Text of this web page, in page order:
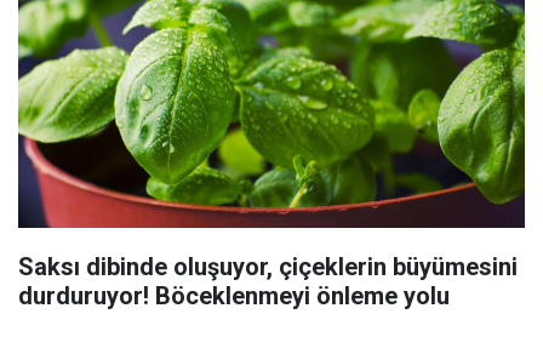
Saksı dibinde oluşuyor, çiçeklerin büyümesini
durduruyor! Böceklenmeyi önleme yolu